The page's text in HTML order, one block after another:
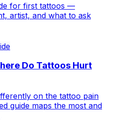
for first tattoos —
artist, and what to ask
Do Tattoos Hurt
on the tattoo pain
guide maps the most and